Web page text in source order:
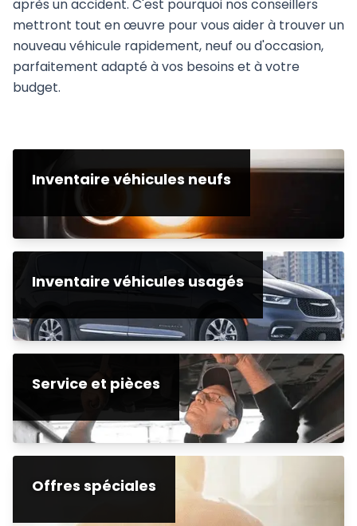
après un accident. C'est pourquoi nos conseillers
mettront tout en œuvre pour vous aider à trouver un
nouveau véhicule rapidement, neuf ou d'occasion,
parfaitement adapté à vos besoins et à votre
budget.
Inventaire véhicules neufs
Inventaire véhicules usagés
Service et pièces
Offres spéciales